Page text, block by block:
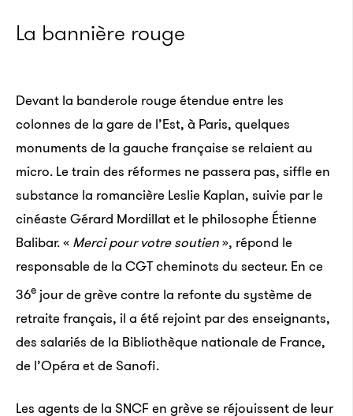
La bannière rouge
Devant la banderole rouge étendue entre les
colonnes de la gare de l’Est, à Paris, quelques
monuments de la gauche française se relaient au
micro. Le train des réformes ne passera pas, siffle en
substance la romancière Leslie Kaplan, suivie par le
cinéaste Gérard Mordillat et le philosophe Étienne
Balibar. « Merci pour votre soutien», répond le
responsable de la CGT cheminots du secteur. En ce
36e jour de grève contre la refonte du système de
retraite français, il a été rejoint par des enseignants,
des salariés de la Bibliothèque nationale de France,
de l’Opéra et de Sanofi.
Les agents de la SNCF en grève se réjouissent de leur